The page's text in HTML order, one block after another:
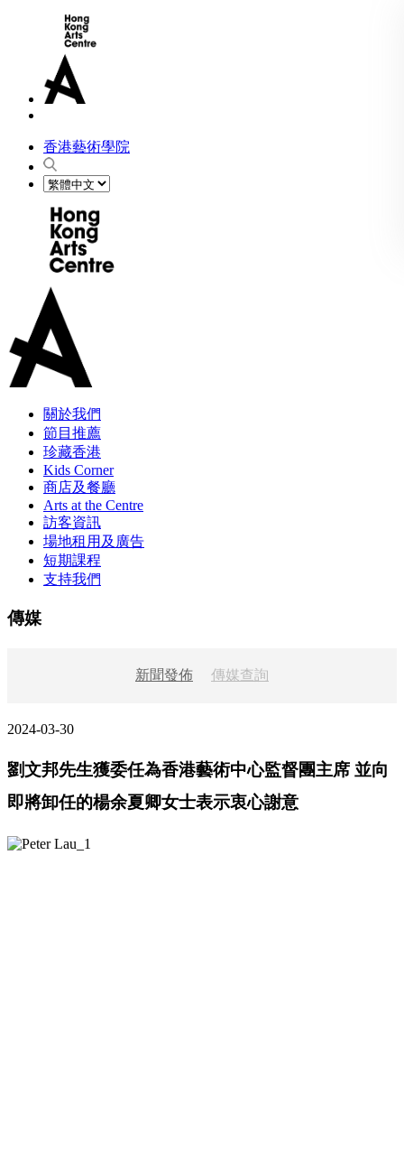
香港藝術學院
關於我們
節目推薦
珍藏香港
Kids Corner
商店及餐廳
Arts at the Centre
訪客資訊
場地租用及廣告
短期課程
支持我們
傳媒
新聞發佈 傳媒查詢
2024-03-30
劉文邦先生獲委任為香港藝術中心監督團主席 並向
即將卸任的楊余夏卿女士表示衷心謝意